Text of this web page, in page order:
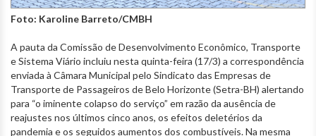
Foto: Karoline Barreto/CMBH
A pauta da Comissão de Desenvolvimento Econômico, Transporte
e Sistema Viário incluiu nesta quinta-feira (17/3) a correspondência
enviada à Câmara Municipal pelo Sindicato das Empresas de
Transporte de Passageiros de Belo Horizonte (Setra-BH) alertando
para “o iminente colapso do serviço” em razão da ausência de
reajustes nos últimos cinco anos, os efeitos deletérios da
pandemia e os seguidos aumentos dos combustíveis. Na mesma